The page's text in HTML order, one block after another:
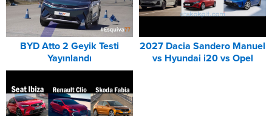
BYD Atto 2 Geyik Testi
Yayınlandı
2027 Dacia Sandero Manuel
vs Hyundai i20 vs Opel